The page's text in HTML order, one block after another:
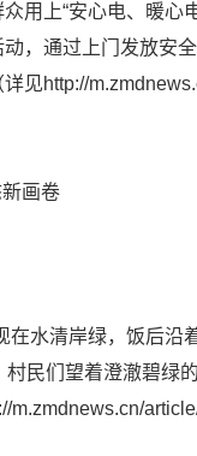
用上“安心电、暖心
，通过上门发放安
见http://
画卷
在水清岸绿，饭后沿
民们望着澄澈碧绿
m.zmdnews.cn/